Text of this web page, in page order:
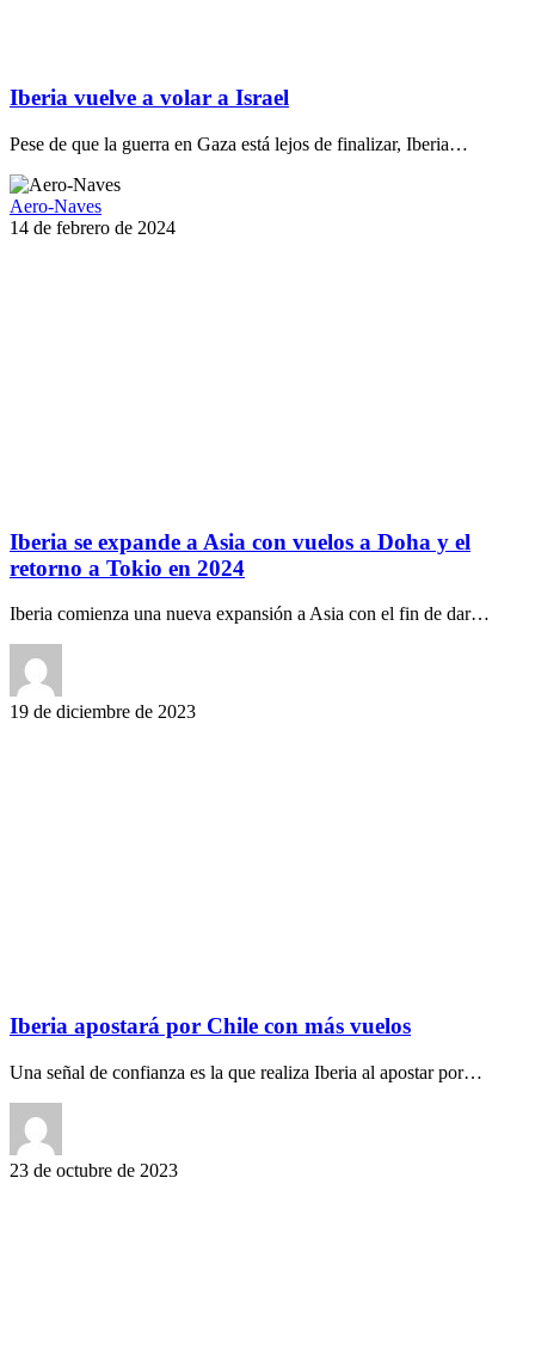
Iberia vuelve a volar a Israel
Pese de que la guerra en Gaza está lejos de finalizar, Iberia…
Aero-Naves
14 de febrero de 2024
Iberia se expande a Asia con vuelos a Doha y el
retorno a Tokio en 2024
Iberia comienza una nueva expansión a Asia con el fin de dar…
19 de diciembre de 2023
Iberia apostará por Chile con más vuelos
Una señal de confianza es la que realiza Iberia al apostar por…
23 de octubre de 2023